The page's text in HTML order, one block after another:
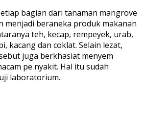
bagian dari tanaman mangrove
menjadi beraneka produk makanan
teh, kecap, rempeyek, urab,
kacang dan coklat. Selain lezat,
juga berkhasiat menyem
pe nyakit. Hal itu sudah
laboratorium.